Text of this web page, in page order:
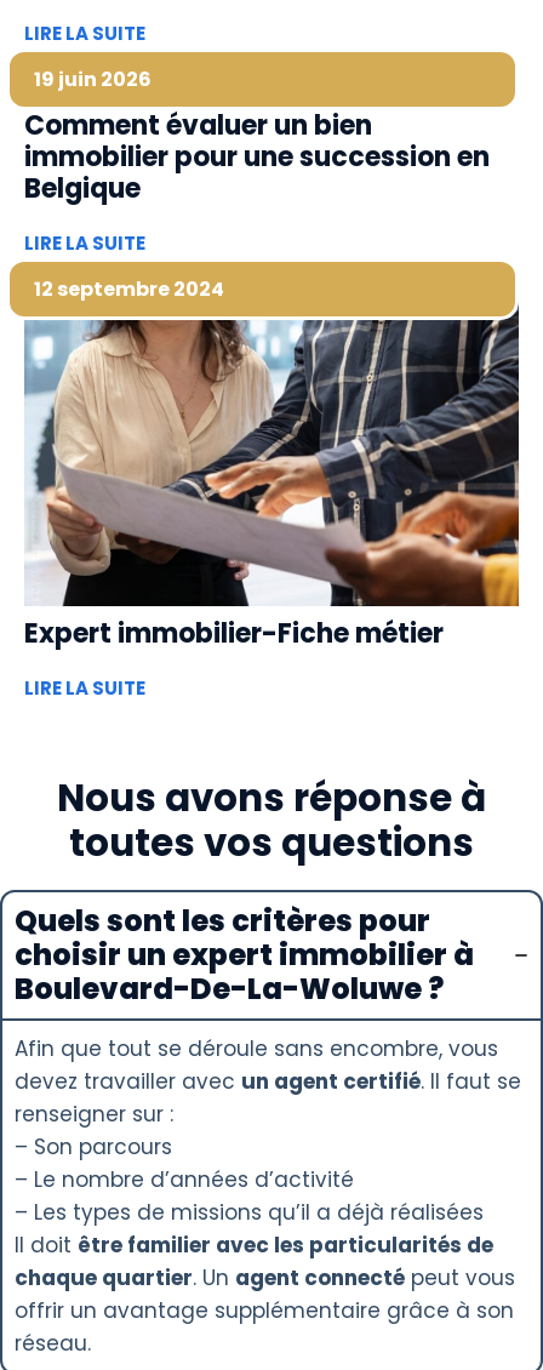
LIRE LA SUITE
19 juin 2026
Comment évaluer un bien
immobilier pour une succession en
Belgique
LIRE LA SUITE
12 septembre 2024
Expert immobilier-Fiche métier
LIRE LA SUITE
Nous avons réponse à
toutes vos questions
Quels sont les critères pour
choisir un expert immobilier à
Boulevard-De-La-Woluwe ?
Afin que tout se déroule sans encombre, vous
devez travailler avec un agent certifié. Il faut se
renseigner sur :
– Son parcours
– Le nombre d’années d’activité
– Les types de missions qu’il a déjà réalisées
Il doit être familier avec les particularités de
chaque quartier. Un agent connecté peut vous
offrir un avantage supplémentaire grâce à son
réseau.